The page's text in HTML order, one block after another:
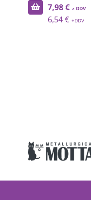
7,98 €
6,54 €